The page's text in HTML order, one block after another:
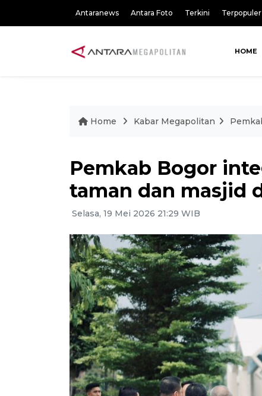
Antaranews Antara Foto Terkini Terpopuler
HOME
Home Kabar Megapolitan
Pemkab Bogor
taman dan masjid
Selasa, 19 Mei 2026 21:29 WIB